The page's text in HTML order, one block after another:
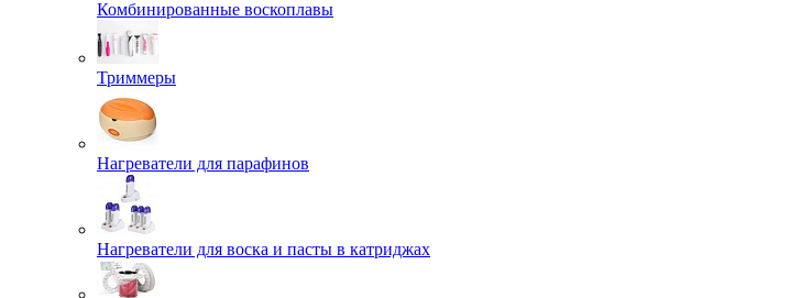
Комбинированные воскоплавы
Триммеры
Нагреватели для парафинов
Нагреватели для воска и пасты в катриджах